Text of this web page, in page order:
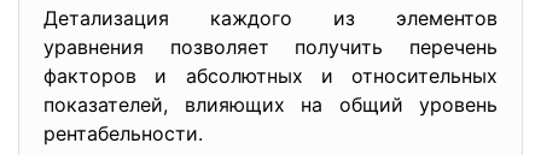
Детализация каждого из элементов
уравнения позволяет получить перечень
факторов и абсолютных и относительных
показателей, влияющих на общий уровень
рентабельности.